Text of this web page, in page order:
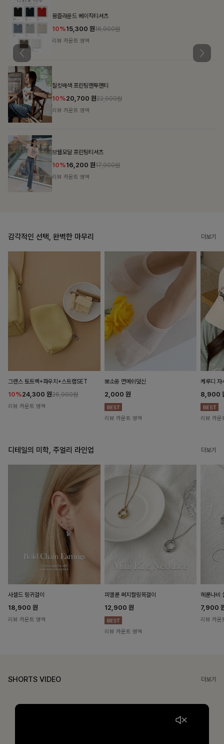
감각적인 선택, 완벽한 마무리 더보기
그렌스 토트백+파우치+스트랩SET
10%24,300 원26,900원
리뷰 카운트 영역
뽀소옹 면메쉬덧신
2,000 원
리뷰 카운트 영역
케루디 자
8,900
리뷰 카운
디테일의 미학, 주얼리 라인업 더보기
사셀드 링귀걸이
18,900 원
리뷰 카운트 영역
피엘룬 써지컬링목걸이
12,900 원
리뷰 카운트 영역
헤룬나비
7,900
리뷰 카운
SHORTS VIDEO 더보기